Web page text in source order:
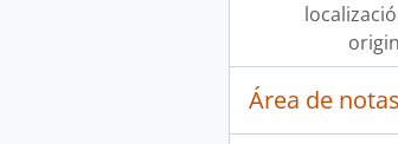
Área de notas